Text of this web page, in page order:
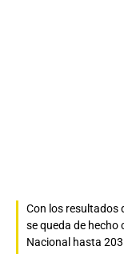
Con los resultados
se queda de hecho
Nacional hasta